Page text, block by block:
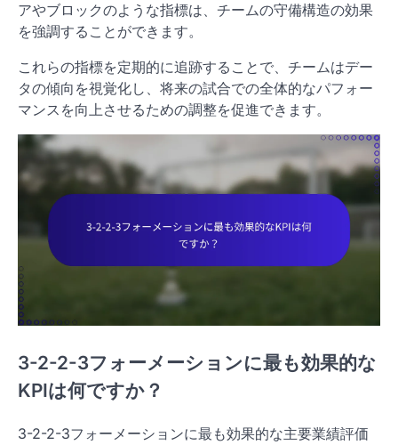
アやブロックのような指標は、チームの守備構造の効果
を強調することができます。
これらの指標を定期的に追跡することで、チームはデー
タの傾向を視覚化し、将来の試合での全体的なパフォー
マンスを向上させるための調整を促進できます。
3-2-2-3フォーメーションに最も効果的な
KPIは何ですか？
3-2-2-3フォーメーションに最も効果的な主要業績評価